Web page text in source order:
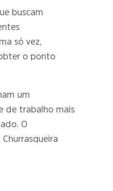
buscam
só vez,
o ponto
um
de trabalho mais
O